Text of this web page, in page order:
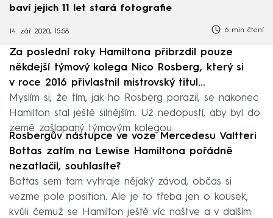
baví jejich 11 let stará fotografie
14. zář 2020, 15:58 6 min čtení
Za poslední roky Hamiltona přibrzdil pouze
někdejší týmový kolega Nico Rosberg, který si
v roce 2016 přivlastnil mistrovský titul…
Myslím si, že tím, jak ho Rosberg porazil, se nakonec
Hamilton stal ještě silnějším. Už nedopustí, aby byl do
země zašlapaný týmovým kolegou.
Rosbergův nástupce ve voze Mercedesu Valtteri
Bottas zatím na Lewise Hamiltona pořádně
nezatlačil, souhlasíte?
Bottas sem tam vyhraje nějaký závod, občas si
vezme pole position. Ale je to třeba jen o kousek,
kvůli čemuž se Hamilton ještě víc naštve a v dalším